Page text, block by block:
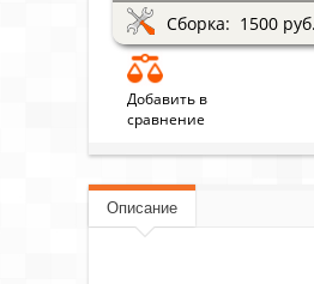
Сборка: 1500 руб.
Добавить в
сравнение
Описание